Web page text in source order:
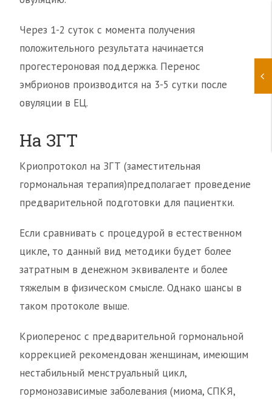
Через 1-2 суток с момента получения
положительного результата начинается
прогестероновая поддержка. Перенос
эмбрионов производится на 3-5 сутки после
овуляции в ЕЦ.
На ЗГТ
Криопротокол на ЗГТ (заместительная
гормональная терапия)предполагает проведение
предварительной подготовки для пациентки.
Если сравнивать с процедурой в естественном
цикле, то данный вид методики будет более
затратным в денежном эквиваленте и более
тяжелым в физическом смысле. Однако шансы в
таком протоколе выше.
Криоперенос с предварительной гормональной
коррекцией рекомендован женщинам, имеющим
нестабильный менструальный цикл,
гормонозависимые заболевания (миома, СПКЯ,